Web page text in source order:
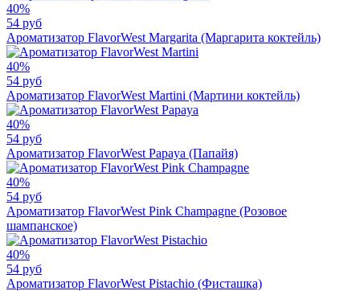
40%
54 руб
Ароматизатор FlavorWest Margarita (Маргарита коктейль)
40%
54 руб
Ароматизатор FlavorWest Martini (Мартини коктейль)
40%
54 руб
Ароматизатор FlavorWest Papaya (Папайя)
40%
54 руб
Ароматизатор FlavorWest Pink Champagne (Розовое
шампанское)
40%
54 руб
Ароматизатор FlavorWest Pistachio (Фисташка)